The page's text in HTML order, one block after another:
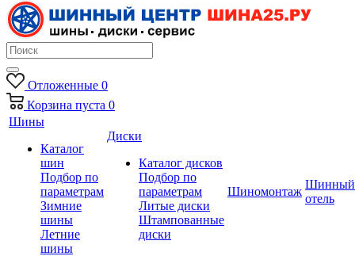
Отложенные 0
Корзина пуста 0
Шины
Каталог
шин
Подбор по
параметрам
Зимние
шины
Летние
шины
Диски
Каталог дисков
Подбор по
параметрам
Литые диски
Штампованные
диски
Шиномонтаж
Шинный
отель